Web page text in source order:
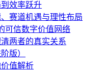
效率跃升
赛道机遇与理性布局
可信数字价值网络
两者的真实关系
版）
值解析